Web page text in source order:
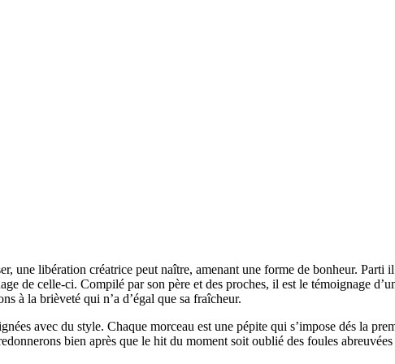
une libération créatrice peut naître, amenant une forme de bonheur. Parti
de celle-ci. Compilé par son père et des proches, il est le témoignage
à la brièveté qui n’a d’égal que sa fraîcheur.
avec du style. Chaque morceau est une pépite qui s’impose dés la
bien après que le hit du moment soit oublié des foules